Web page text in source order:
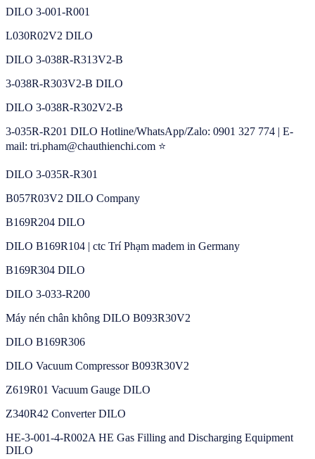
DILO 3-001-R001
L030R02V2 DILO
DILO 3-038R-R313V2-B
3-038R-R303V2-B DILO
DILO 3-038R-R302V2-B
3-035R-R201 DILO Hotline/WhatsApp/Zalo: 0901 327 774 | E-
mail: tri.pham@chauthienchi.com ⭐
DILO 3-035R-R301
B057R03V2 DILO Company
B169R204 DILO
DILO B169R104 | ctc Trí Phạm madem in Germany
B169R304 DILO
DILO 3-033-R200
Máy nén chân không DILO B093R30V2
DILO B169R306
DILO Vacuum Compressor B093R30V2
Z619R01 Vacuum Gauge DILO
Z340R42 Converter DILO
HE-3-001-4-R002A HE Gas Filling and Discharging Equipment
DILO